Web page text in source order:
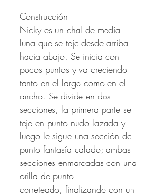
Construcción
Nicky es un chal de media
luna que se teje desde arriba
hacia abajo. Se inicia con
pocos puntos y va creciendo
tanto en el largo como en el
ancho. Se divide en dos
secciones, la primera parte se
teje en punto nudo lazada y
luego le sigue una sección de
punto fantasía calado; ambas
secciones enmarcadas con una
orilla de punto
correteado, finalizando con un